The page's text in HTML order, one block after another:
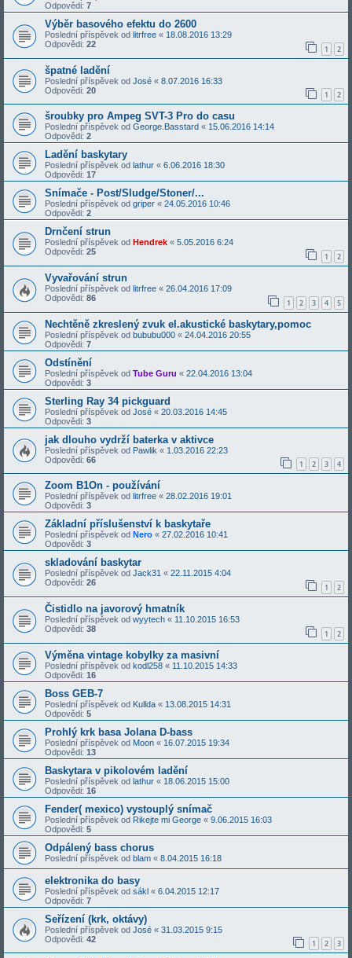
Odpovědi: 7
Výběr basového efektu do 2600
Poslední příspěvek od litrfree « 18.08.2016 13:29
Odpovědi: 22 1 2
špatné ladění
Poslední příspěvek od José « 8.07.2016 16:33
Odpovědi: 20 1 2
šroubky pro Ampeg SVT-3 Pro do casu
Poslední příspěvek od George.Basstard « 15.06.2016 14:14
Odpovědi: 2
Ladění baskytary
Poslední příspěvek od lathur « 6.06.2016 18:30
Odpovědi: 17
Snímače - Post/Sludge/Stoner/...
Poslední příspěvek od griper « 24.05.2016 10:46
Odpovědi: 2
Drnčení strun
Poslední příspěvek od Hendrek « 5.05.2016 6:24
Odpovědi: 25 1 2
Vyvařování strun
Poslední příspěvek od litrfree « 26.04.2016 17:09
Odpovědi: 86 1 2 3 4 5
Nechtěně zkreslený zvuk el.akustické baskytary,pomoc
Poslední příspěvek od bububu000 « 24.04.2016 20:55
Odpovědi: 7
Odstínění
Poslední příspěvek od Tube Guru « 22.04.2016 13:04
Odpovědi: 3
Sterling Ray 34 pickguard
Poslední příspěvek od José « 20.03.2016 14:45
Odpovědi: 3
jak dlouho vydrží baterka v aktivce
Poslední příspěvek od Pawlik « 1.03.2016 22:23
Odpovědi: 66 1 2 3 4
Zoom B1On - používání
Poslední příspěvek od litrfree « 28.02.2016 19:01
Odpovědi: 3
Základní příslušenství k baskytaře
Poslední příspěvek od Nero « 27.02.2016 10:41
Odpovědi: 3
skladování baskytar
Poslední příspěvek od Jack31 « 22.11.2015 4:04
Odpovědi: 26 1 2
Čistidlo na javorový hmatník
Poslední příspěvek od wyytech « 11.10.2015 16:53
Odpovědi: 38 1 2
Výměna vintage kobylky za masivní
Poslední příspěvek od kodl258 « 11.10.2015 14:33
Odpovědi: 16
Boss GEB-7
Poslední příspěvek od Kullda « 13.08.2015 14:31
Odpovědi: 5
Prohlý krk basa Jolana D-bass
Poslední příspěvek od Moon « 16.07.2015 19:34
Odpovědi: 13
Baskytara v pikolovém ladění
Poslední příspěvek od lathur « 18.06.2015 15:00
Odpovědi: 16
Fender( mexico) vystouplý snímač
Poslední příspěvek od Rikejte mi George « 9.06.2015 16:03
Odpovědi: 5
Odpálený bass chorus
Poslední příspěvek od blam « 8.04.2015 16:18
elektronika do basy
Poslední příspěvek od sákl « 6.04.2015 12:17
Odpovědi: 7
Seřízení (krk, oktávy)
Poslední příspěvek od José « 31.03.2015 9:15
Odpovědi: 42 1 2 3